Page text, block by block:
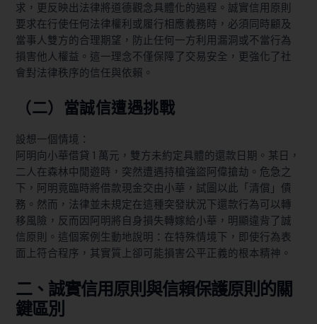
求，更反映出法律將道德觀念具體化的過程。誠實信用原則
要求在行使任何法律權利或履行相應義務時，必須同時顧及
當事人雙方的合理期望，防止任何一方利用漏洞或不當行為
損害他人權益。這一理念不僅保障了交易安全，更強化了社
會對法律秩序的信任與依賴。
（二）當誠信遭遇挑戰
設想一個情境：
阿明向小華借貸 1 萬元，雙方未約定具體的還款日期。某日，
二人在森林中閒遊時，突然遭遇持槍強盜阿偉搶劫。危急之
下，阿明竟臨時將借款現金交由小華，試圖以此「清償」債
務。然而，法律並未規定在這種突發狀況下還款行為可以轉
移風險，反而因阿明將自身損失轉嫁給小華，明顯違背了誠
信原則。這個案例生動地說明：在特殊情境下，即使行為表
面上符合程序，其實質上卻可能損害公平正義的根本精神。
二、誠實信用原則與信賴保護原則的關
鍵區別